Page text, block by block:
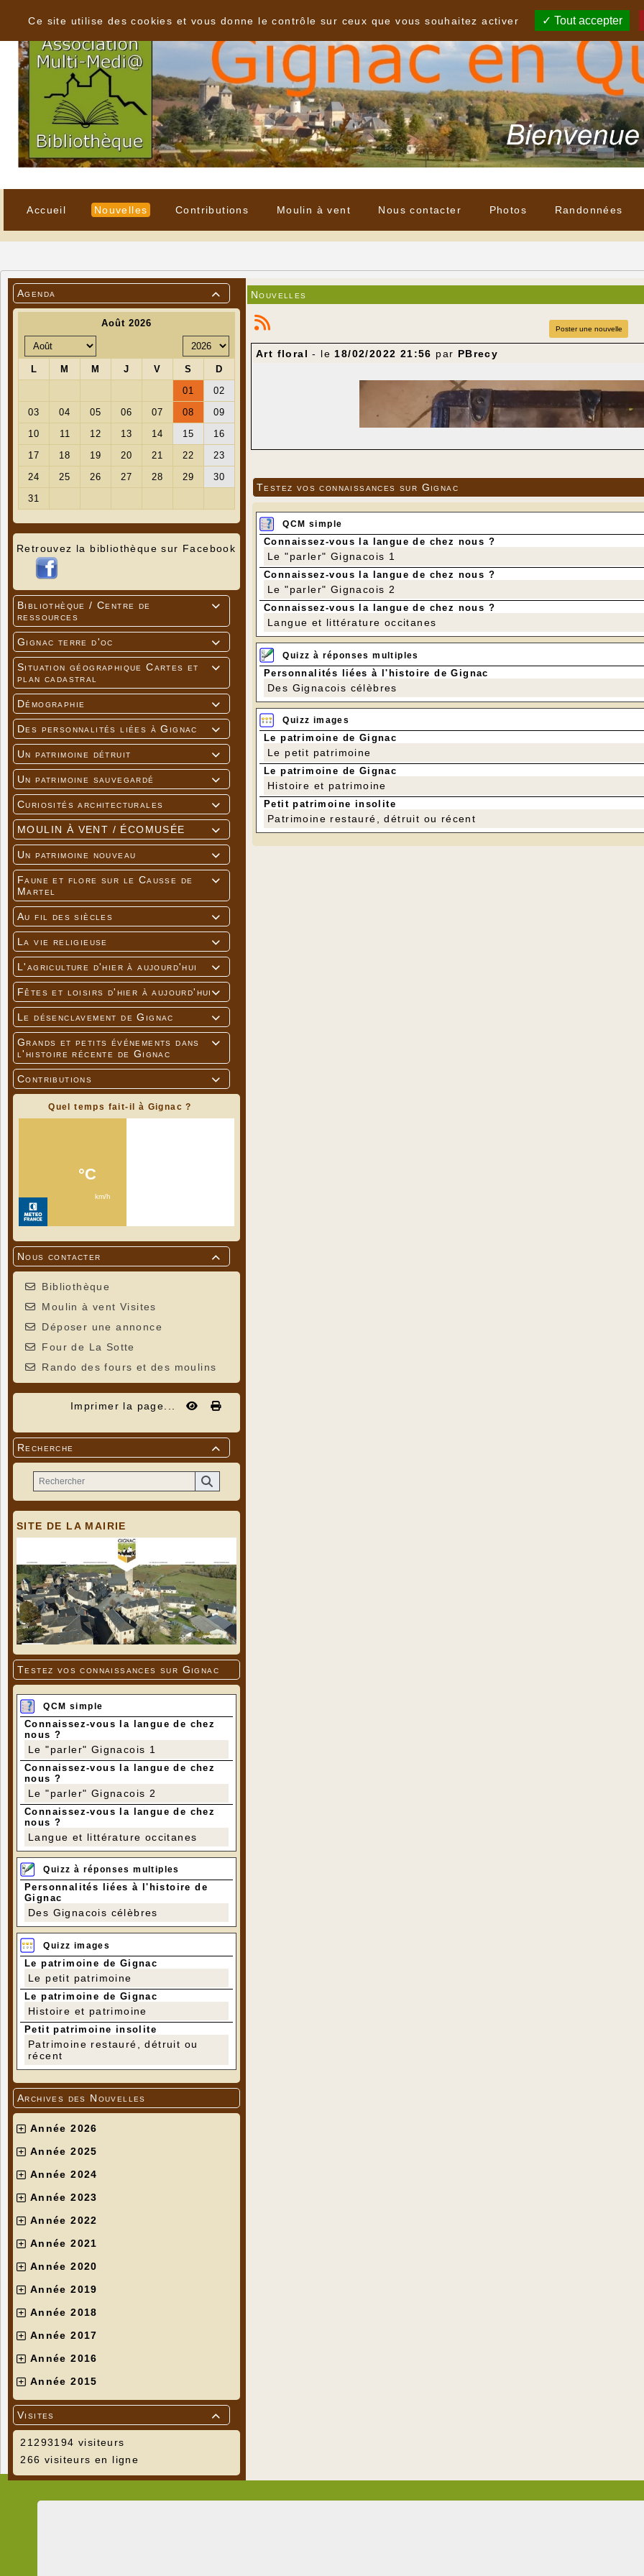
Accueil Nouvelles Contributions Moulin à vent Nous contacter Photos Randonnées

Agenda
Retrouvez la bibliothèque sur Facebook

Bibliothèque / Centre de
ressources

Gignac terre d'oc

Situation géographique Cartes et
plan cadastral

Démographie

Des personnalités liées à Gignac

Un patrimoine détruit

Un patrimoine sauvegardé

Curiosités architecturales

MOULIN À VENT / ÉCOMUSÉE

Un patrimoine nouveau

Faune et flore sur le Causse de
Martel

Au fil des siècles

La vie religieuse

L'agriculture d'hier à aujourd'hui

Fêtes et loisirs d'hier à aujourd'hui

Le désenclavement de Gignac

Grands et petits événements dans
l'histoire récente de Gignac

Contributions
Quel temps fait-il à Gignac ?

Nous contacter
Bibliothèque
Moulin à vent Visites
Déposer une annonce
Four de La Sotte
Rando des fours et des moulins
Imprimer la page...

Recherche
SITE DE LA MAIRIE
Testez vos connaissances sur Gignac
QCM simple
Connaissez-vous la langue de chez
nous ?
Le "parler" Gignacois 1
Connaissez-vous la langue de chez
nous ?
Le "parler" Gignacois 2
Connaissez-vous la langue de chez
nous ?
Langue et littérature occitanes
Quizz à réponses multiples
Personnalités liées à l'histoire de
Gignac
Des Gignacois célèbres
Quizz images
Le patrimoine de Gignac
Le petit patrimoine
Le patrimoine de Gignac
Histoire et patrimoine
Petit patrimoine insolite
Patrimoine restauré, détruit ou
récent
Archives des Nouvelles
Année 2026
Année 2025
Année 2024
Année 2023
Année 2022
Année 2021
Année 2020
Année 2019
Année 2018
Année 2017
Année 2016
Année 2015

Visites
21293194 visiteurs
266 visiteurs en ligne
Nouvelles
Poster une nouvelle
Art floral - le 18/02/2022 21:56 par PBrecy
Testez vos connaissances sur Gignac
QCM simple
Connaissez-vous la langue de chez nous ?
Le "parler" Gignacois 1
Connaissez-vous la langue de chez nous ?
Le "parler" Gignacois 2
Connaissez-vous la langue de chez nous ?
Langue et littérature occitanes
Quizz à réponses multiples
Personnalités liées à l'histoire de Gignac
Des Gignacois célèbres
Quizz images
Le patrimoine de Gignac
Le petit patrimoine
Le patrimoine de Gignac
Histoire et patrimoine
Petit patrimoine insolite
Patrimoine restauré, détruit ou récent
Ce site utilise des cookies et vous donne le contrôle sur ceux que vous souhaitez activer
Tout accepter